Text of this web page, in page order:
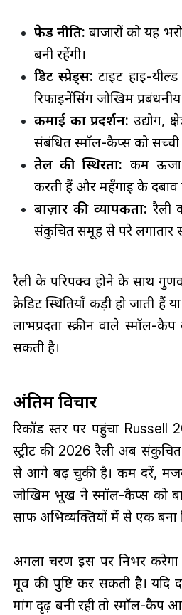
फेड नीति: बाजारों को यह
बनी रहेंगी।
क्रेडिट स्प्रेड्स: टाइट हाई-
रिफाइनेंसिंग जोखिम
कमाई का प्रदर्शन: उद्योग,
संबंधित स्मॉल-कैप्स को सच्ची
तेल की स्थिरता: कम
करती हैं और महँगाई के दबाव
बाज़ार की व्यापकता: रैली
संकुचित समूह से परे लगातार
रैली के परिपक्व होने के साथ
क्रेडिट स्थितियाँ कड़ी हो जाती हैं
लाभप्रदता स्क्रीन वाले स्मॉल-
सकती है।
अंतिम विचार
रिकॉर्ड स्तर पर पहुंचा Russell
स्ट्रीट की 2026 रैली अब
से आगे बढ़ चुकी है। कम दरें,
जोखिम भूख ने स्मॉल-कैप्स को
साफ अभिव्यक्तियों में से एक बना
अगला चरण इस पर निर्भर
मूव की पुष्टि कर सकती है। यदि
मांग दृढ़ बनी रही तो स्मॉल-कैप